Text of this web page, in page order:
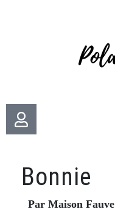
Bonnie
Par Maison Fauve